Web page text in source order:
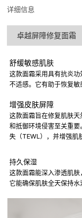
详细信息
卓越屏障修复面霜
舒缓敏感肌肤
这款面霜采用具有抗炎
不适感。它有助于恢复敏
增强皮肤屏障
这款面霜旨在修复肌肤
和抵御环境侵害至关重
失（TEWL），并增强肌
持久保湿
这款面霜能深入渗透肌肤
它能确保肌肤全天保持水